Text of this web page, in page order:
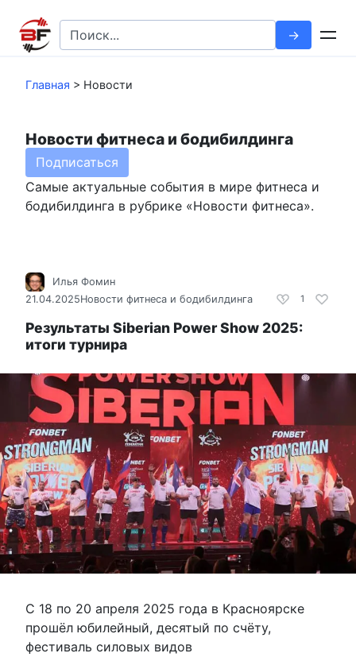
контенту
Search
for:
Главная > Новости
Новости фитнеса и бодибилдинга
Подписаться
Самые актуальные события в мире фитнеса и
бодибилдинга в рубрике «Новости фитнеса».
1
Илья Фомин
21.04.2025Новости фитнеса и бодибилдинга
Результаты Siberian Power Show 2025:
итоги турнира
С 18 по 20 апреля 2025 года в Красноярске
прошёл юбилейный, десятый по счёту,
фестиваль силовых видов